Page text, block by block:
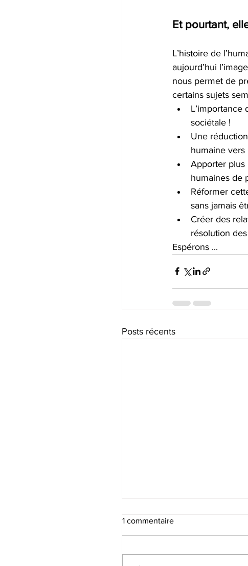
Et pourtant,
L’histoire de
aujourd’hui
nous permet de
certains sujets
sociétale !
Une
humaine vers
Apporter plus
humaines de
Réformer
sans jamais
Créer des
résolution
Espérons ...
Posts récents
1 commentaire